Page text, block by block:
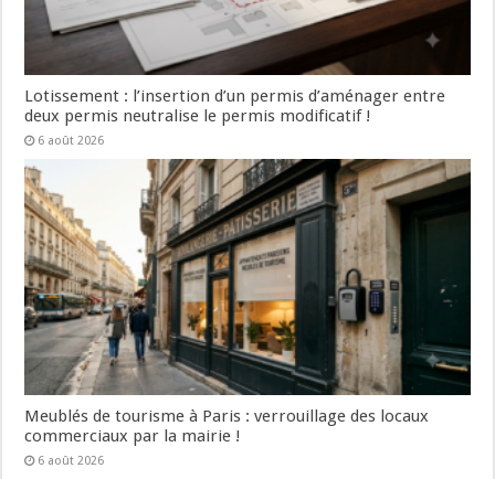
Lotissement : l’insertion d’un permis d’aménager entre
deux permis neutralise le permis modificatif !
6 août 2026
Meublés de tourisme à Paris : verrouillage des locaux
commerciaux par la mairie !
6 août 2026